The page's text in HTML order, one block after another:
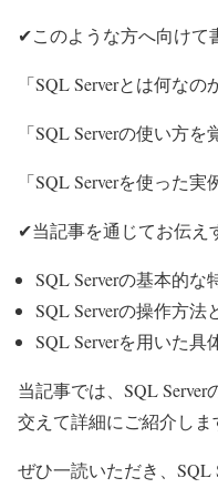
✔このような方へ向けて
「SQL Serverとは何な
「SQL Serverの使い方を
「SQL Serverを使った
✔当記事を通じてお伝え
SQL Serverの基本的な
SQL Serverの操作方
SQL Serverを用いた
当記事では、SQL
交えて詳細にご紹介しま
ぜひ一読いただき、SQL